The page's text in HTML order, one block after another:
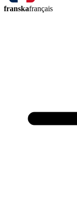
franskafrançais